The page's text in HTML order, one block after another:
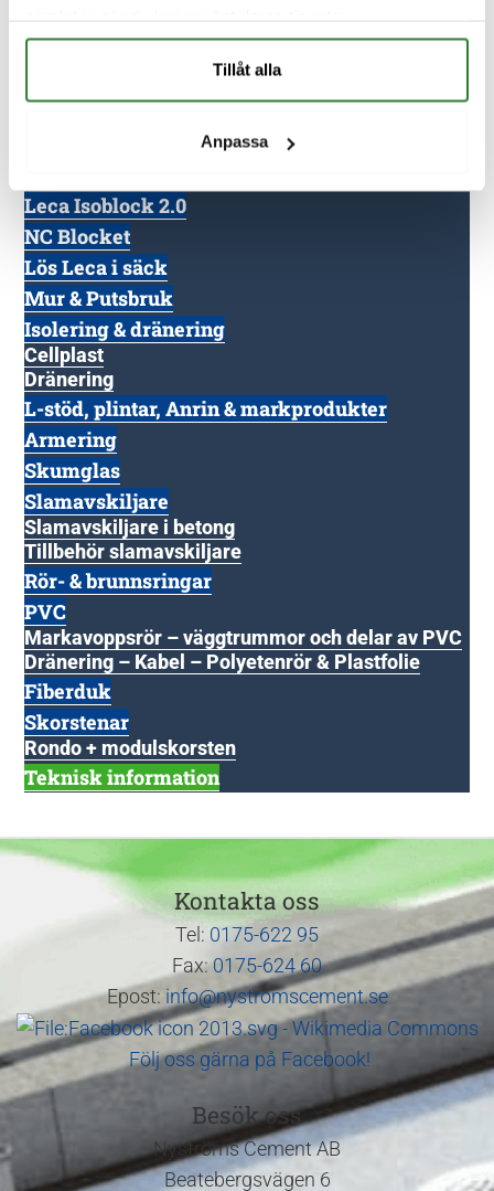
Tillåt alla
Anpassa
Leca Isoblock 2.0
NC Blocket
Lös Leca i säck
Mur & Putsbruk
Isolering & dränering
Cellplast
Dränering
L-stöd, plintar, Anrin & markprodukter
Armering
Skumglas
Slamavskiljare
Slamavskiljare i betong
Tillbehör slamavskiljare
Rör- & brunnsringar
PVC
Markavoppsrör – väggtrummor och delar av PVC
Dränering – Kabel – Polyetenrör & Plastfolie
Fiberduk
Skorstenar
Rondo + modulskorsten
Teknisk information
Kontakta oss
Tel: 0175-622 95
Fax:0175-624 60
Epost: info@nystromscement.se
Följ oss gärna på Facebook!
Besök oss
Nyströms Cement AB
Beatebergsvägen 6